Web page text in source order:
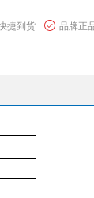
捷到货 品牌正